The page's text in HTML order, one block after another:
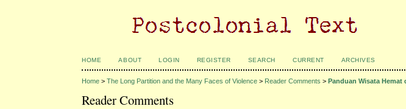
HOME ABOUT LOGIN REGISTER SEARCH CURRENT ARCHIVES
Home >The Long Partition and the Many Faces of Violence > Reader Comments >Panduan Wisata
Reader Comments